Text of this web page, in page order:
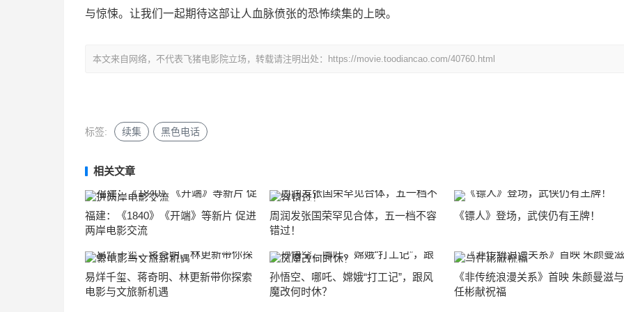
与惊悚。让我们一起期待这部让人血脉偾张的恐怖续集的上映。
本文来自网络，不代表飞猪电影院立场，转载请注明出处：https://movie.toodiancao.com/40760.html
标签: 续集 黑色电话
相关文章
福建：《1840》《开端》等新片 促进
两岸电影交流
周润发张国荣罕见合体，五一档不容
错过！
《镖人》登场，武侠仍有王牌！
易烊千玺、蒋奇明、林更新带你探索
电影与文旅新机遇
孙悟空、哪吒、嫦娥“打工记”，跟风
魔改何时休？
《非传统浪漫关系》首映 朱颜曼滋与
任彬献祝福